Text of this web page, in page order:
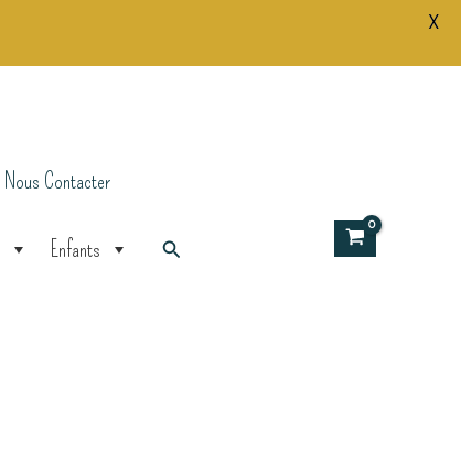
Nous Contacter
Enfants Rechercher
X